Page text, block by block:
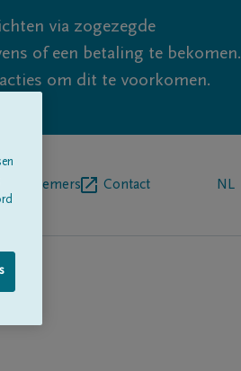
via zogezegde
of een betaling te bekomen.
om dit te voorkomen.
Contact NL